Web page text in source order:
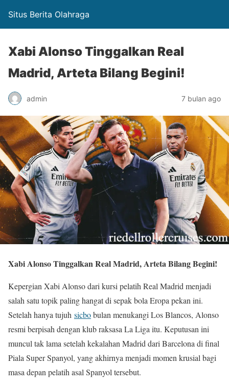
Situs Berita Olahraga
Xabi Alonso Tinggalkan Real
Madrid, Arteta Bilang Begini!
admin 7 bulan ago
Xabi Alonso Tinggalkan Real Madrid, Arteta Bilang Begini!
Kepergian Xabi Alonso dari kursi pelatih Real Madrid menjadi
salah satu topik paling hangat di sepak bola Eropa pekan ini.
Setelah hanya tujuh sicbobulan menukangi Los Blancos, Alonso
resmi berpisah dengan klub raksasa La Liga itu. Keputusan ini
muncul tak lama setelah kekalahan Madrid dari Barcelona di final
Piala Super Spanyol, yang akhirnya menjadi momen krusial bagi
masa depan pelatih asal Spanyol tersebut.